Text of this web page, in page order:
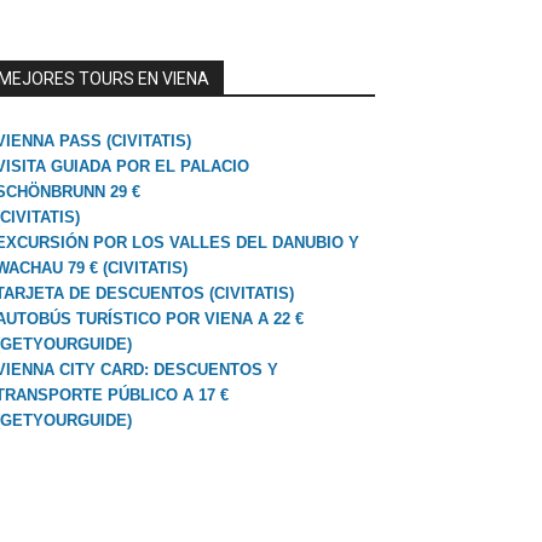
TOURS EN VIENA
PASS (CIVITATIS)
GUIADA POR EL PALACIO
29 €
POR LOS VALLES DEL DANUBIO Y
79 € (CIVITATIS)
DE DESCUENTOS (CIVITATIS)
TURÍSTICO POR VIENA A 22 €
CITY CARD: DESCUENTOS Y
PÚBLICO A 17 €